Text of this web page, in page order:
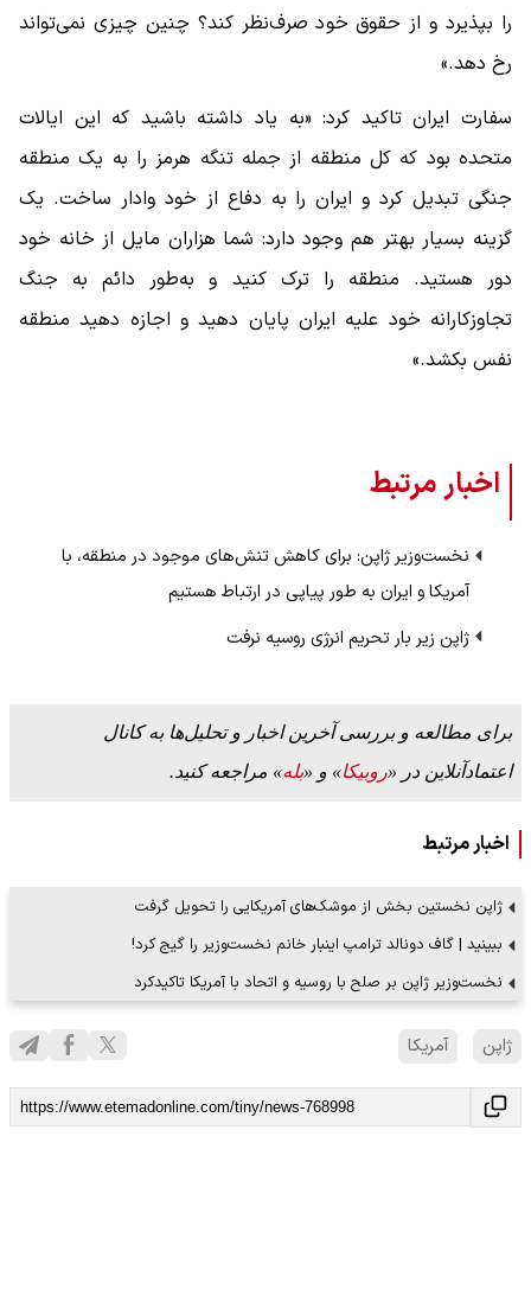
را بپذیرد و از حقوق خود صرف‌نظر کند؟ چنین چیزی نمی‌تواند
رخ دهد.»
سفارت ایران تاکید کرد: «به یاد داشته باشید که این ایالات
متحده بود که کل منطقه از جمله تنگه هرمز را به یک منطقه
جنگی تبدیل کرد و ایران را به دفاع از خود وادار ساخت. یک
گزینه بسیار بهتر هم وجود دارد: شما هزاران مایل از خانه خود
دور هستید. منطقه را ترک کنید و به‌طور دائم به جنگ
تجاوزکارانه خود علیه ایران پایان دهید و اجازه دهید منطقه
نفس بکشد.»
اخبار مرتبط
نخست‌وزیر ژاپن: برای کاهش تنش‌های موجود در منطقه، با
آمریکا و ایران به طور پیاپی در ارتباط هستیم
ژاپن زیر بار تحریم انرژی روسیه نرفت
برای مطالعه و بررسی آخرین اخبار و تحلیل‌ها به کانال
اعتمادآنلاین در «روبیکا» و «بله» مراجعه کنید.
اخبار مرتبط
ژاپن نخستین بخش از موشک‌های آمریکایی را تحویل گرفت
ببینید | گاف دونالد ترامپ اینبار خانم نخست‌‌وزیر را گیج کرد!
نخست‌وزیر ژاپن بر صلح با روسیه و اتحاد با آمریکا تاکیدکرد
ژاپن آمریکا